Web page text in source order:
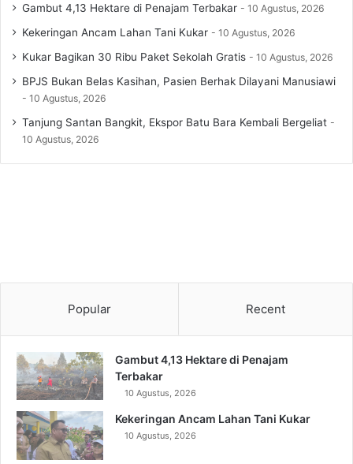
Gambut 4,13 Hektare di Penajam Terbakar 10 Agustus, 2026
Kekeringan Ancam Lahan Tani Kukar 10 Agustus, 2026
Kukar Bagikan 30 Ribu Paket Sekolah Gratis 10 Agustus, 2026
BPJS Bukan Belas Kasihan, Pasien Berhak Dilayani Manusiawi
10 Agustus, 2026
Tanjung Santan Bangkit, Ekspor Batu Bara Kembali Bergeliat
10 Agustus, 2026
Popular Recent
Gambut 4,13 Hektare di Penajam
Terbakar
10 Agustus, 2026
Kekeringan Ancam Lahan Tani Kukar
10 Agustus, 2026